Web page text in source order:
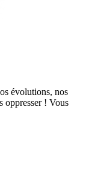
évolutions, nos
oppresser ! Vous